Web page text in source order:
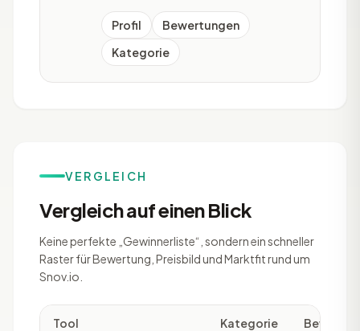
Marketing-Suite entwic
Profil
Bewertungen
Kategorie
VERGLEICH
Vergleich auf einen Blick
Keine perfekte „Gewinnerliste“, sondern ein schneller
Raster für Bewertung, Preisbild und Marktfit rund um
Snov.io.
Tool Kategorie